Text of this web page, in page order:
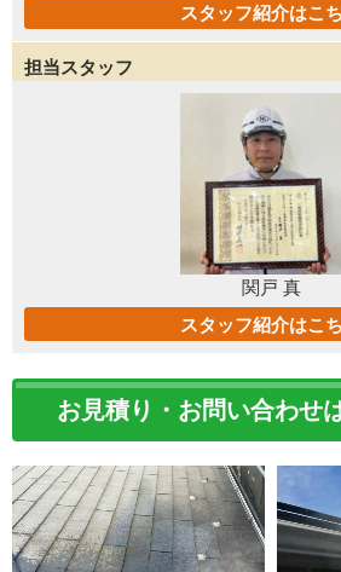
スタッフ紹介はこ
担当スタッフ
関戸 真
スタッフ紹介はこ
お見積り・お問い合わせ